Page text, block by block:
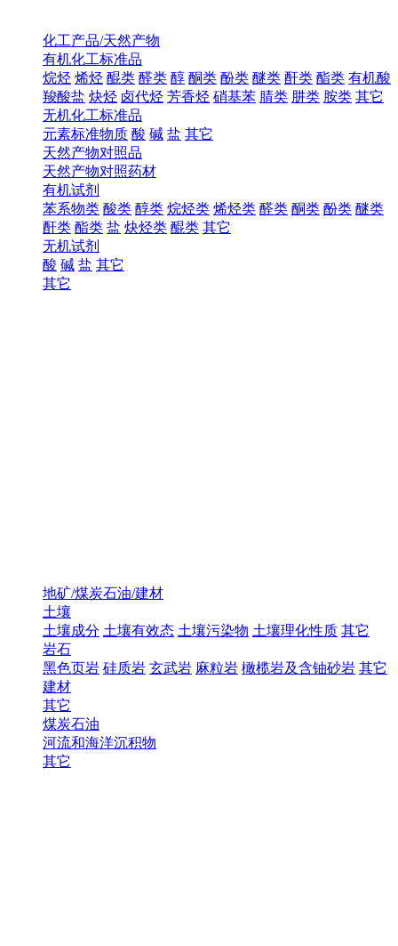
化工产品/天然产物
有机化工标准品
烷烃 烯烃 醌类 醛类 醇 酮类 酚类 醚类 酐类 酯类 有机酸
羧酸盐 炔烃 卤代烃 芳香烃 硝基苯 腈类 肼类 胺类 其它
无机化工标准品
元素标准物质 酸 碱 盐 其它
天然产物对照品
天然产物对照药材
有机试剂
苯系物类 酸类 醇类 烷烃类 烯烃类 醛类 酮类 酚类 醚类
酐类 酯类 盐 炔烃类 醌类 其它
无机试剂
酸 碱 盐 其它
其它
地矿/煤炭石油/建材
土壤
土壤成分 土壤有效态 土壤污染物 土壤理化性质 其它
岩石
黑色页岩 硅质岩 玄武岩 麻粒岩 橄榄岩及含铀砂岩 其它
建材
其它
煤炭石油
河流和海洋沉积物
其它